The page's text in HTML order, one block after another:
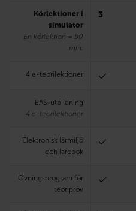
Körlektioner i
simulator
En körlektion = 50
min.
3
4 e-teorilektioner
EAS-utbildning
4 e-teorilektioner
Elektronisk lärmiljö
och lärobok
Övningsprogram för
teoriprov